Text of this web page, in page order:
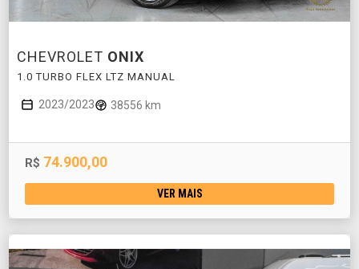
CHEVROLET ONIX
1.0 TURBO FLEX LTZ MANUAL
2023/2023 38556 km
R$ 74.900,00
VER MAIS